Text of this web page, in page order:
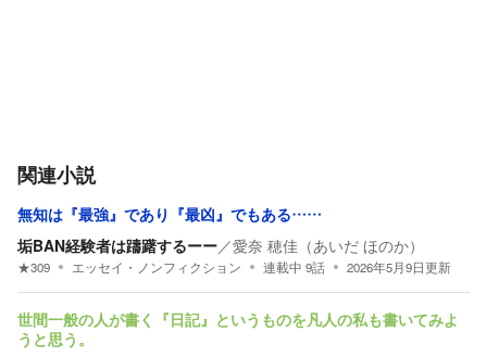
関連小説
無知は『最強』であり『最凶』でもある……
垢BAN経験者は躊躇するーー／愛奈 穂佳（あいだ ほのか）
★309 エッセイ・ノンフィクション 連載中 9話 2026年5月9日更新
世間一般の人が書く『日記』というものを凡人の私も書いてみよ
うと思う。